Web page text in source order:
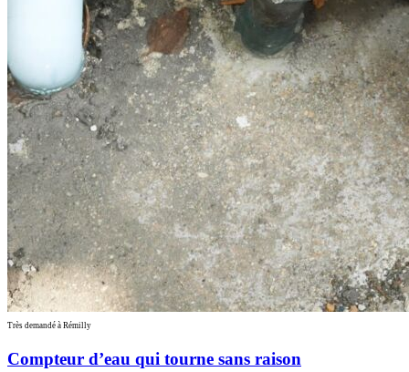
Très demandé à Rémilly
Compteur d’eau qui tourne sans raison